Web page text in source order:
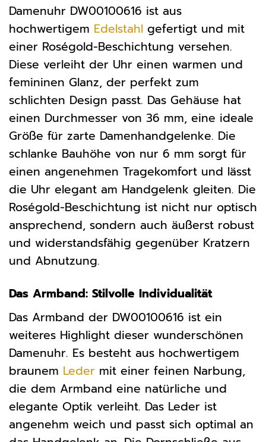
Damenuhr DW00100616 ist aus
hochwertigem Edelstahl gefertigt und mit
einer Roségold-Beschichtung versehen.
Diese verleiht der Uhr einen warmen und
femininen Glanz, der perfekt zum
schlichten Design passt. Das Gehäuse hat
einen Durchmesser von 36 mm, eine ideale
Größe für zarte Damenhandgelenke. Die
schlanke Bauhöhe von nur 6 mm sorgt für
einen angenehmen Tragekomfort und lässt
die Uhr elegant am Handgelenk gleiten. Die
Roségold-Beschichtung ist nicht nur optisch
ansprechend, sondern auch äußerst robust
und widerstandsfähig gegenüber Kratzern
und Abnutzung.
Das Armband: Stilvolle Individualität
Das Armband der DW00100616 ist ein
weiteres Highlight dieser wunderschönen
Damenuhr. Es besteht aus hochwertigem
braunem Leder mit einer feinen Narbung,
die dem Armband eine natürliche und
elegante Optik verleiht. Das Leder ist
angenehm weich und passt sich optimal an